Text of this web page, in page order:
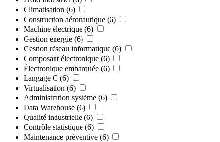
Climatisation (6)
Construction aéronautique (6)
Machine électrique (6)
Gestion énergie (6)
Gestion réseau informatique (6)
Composant électronique (6)
Électronique embarquée (6)
Langage C (6)
Virtualisation (6)
Administration système (6)
Data Warehouse (6)
Qualité industrielle (6)
Contrôle statistique (6)
Maintenance préventive (6)